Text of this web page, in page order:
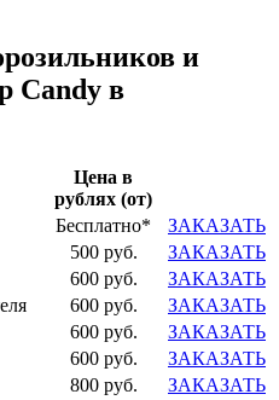
и
Candy в
Цена в
рублях (от)
Бесплатно*
ЗАКАЗАТЬ
500 руб.
ЗАКАЗАТЬ
600 руб.
ЗАКАЗАТЬ
600 руб.
ЗАКАЗАТЬ
600 руб.
ЗАКАЗАТЬ
600 руб.
ЗАКАЗАТЬ
800 руб.
ЗАКАЗАТЬ